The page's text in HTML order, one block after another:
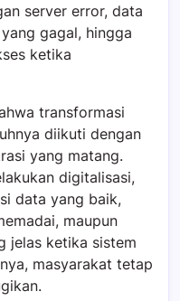
server error, data
gagal, hingga
ketika
transformasi
diikuti dengan
yang matang.
digitalisasi,
data yang baik,
maupun
jelas ketika sistem
masyarakat tetap